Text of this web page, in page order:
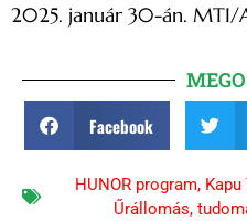
2025. január 30-án. MTI/
Facebook
HUNOR program, Kapu
Űrállomás,